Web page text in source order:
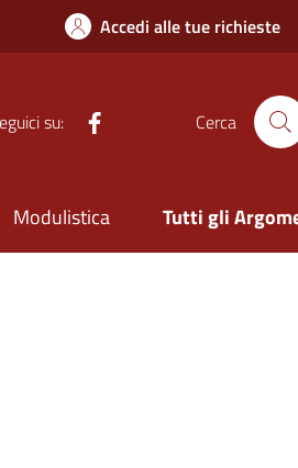
Accedi alle tue richieste
su: Cerca
Modulistica Tutti gli